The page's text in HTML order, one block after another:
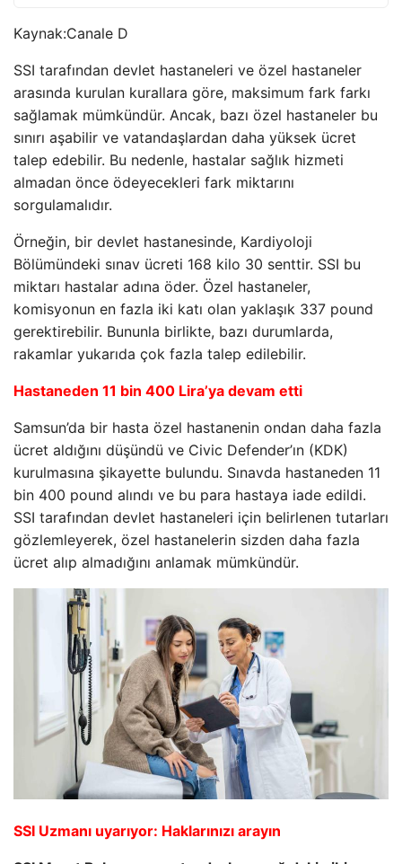
Kaynak:Canale D
SSI tarafından devlet hastaneleri ve özel hastaneler
arasında kurulan kurallara göre, maksimum fark farkı
sağlamak mümkündür. Ancak, bazı özel hastaneler bu
sınırı aşabilir ve vatandaşlardan daha yüksek ücret
talep edebilir. Bu nedenle, hastalar sağlık hizmeti
almadan önce ödeyecekleri fark miktarını
sorgulamalıdır.
Örneğin, bir devlet hastanesinde, Kardiyoloji
Bölümündeki sınav ücreti 168 kilo 30 senttir. SSI bu
miktarı hastalar adına öder. Özel hastaneler,
komisyonun en fazla iki katı olan yaklaşık 337 pound
gerektirebilir. Bununla birlikte, bazı durumlarda,
rakamlar yukarıda çok fazla talep edilebilir.
Hastaneden 11 bin 400 Lira’ya devam etti
Samsun’da bir hasta özel hastanenin ondan daha fazla
ücret aldığını düşündü ve Civic Defender’ın (KDK)
kurulmasına şikayette bulundu. Sınavda hastaneden 11
bin 400 pound alındı ve bu para hastaya iade edildi.
SSI tarafından devlet hastaneleri için belirlenen tutarları
gözlemleyerek, özel hastanelerin sizden daha fazla
ücret alıp almadığını anlamak mümkündür.
SSI Uzmanı uyarıyor: Haklarınızı arayın